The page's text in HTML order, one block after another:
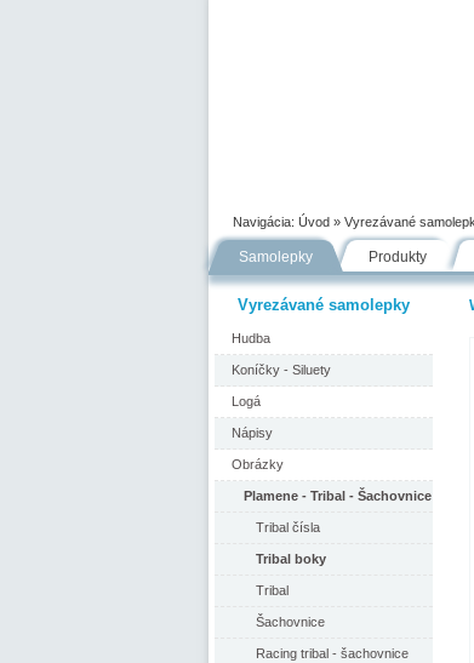
Navigácia: Úvod » Vyrezávané
Samolepky Produkty
Vyrezávané samolepky
Hudba
Koníčky - Siluety
Logá
Nápisy
Obrázky
Plamene - Tribal - Šachovnice
Tribal čísla
Tribal boky
Tribal
Šachovnice
Racing tribal - šachovnice